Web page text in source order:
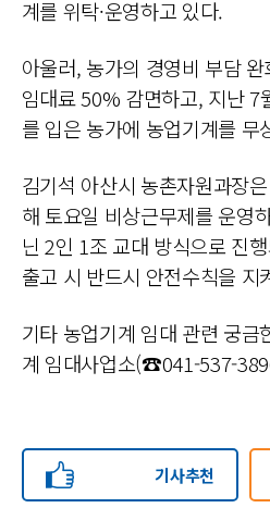
계를 위탁·운영하고 있다.
아울러, 농가의 경영비 부담
임대료 50% 감면하고, 지난 7
를 입은 농가에 농업기계를 무
김기석 아산시 농촌자원과장
해 토요일 비상근무제를 운영
닌 2인 1조 교대 방식으로 진
출고 시 반드시 안전수칙을 지
기타 농업기계 임대 관련 궁금
계 임대사업소(☎041-537-
기사추천